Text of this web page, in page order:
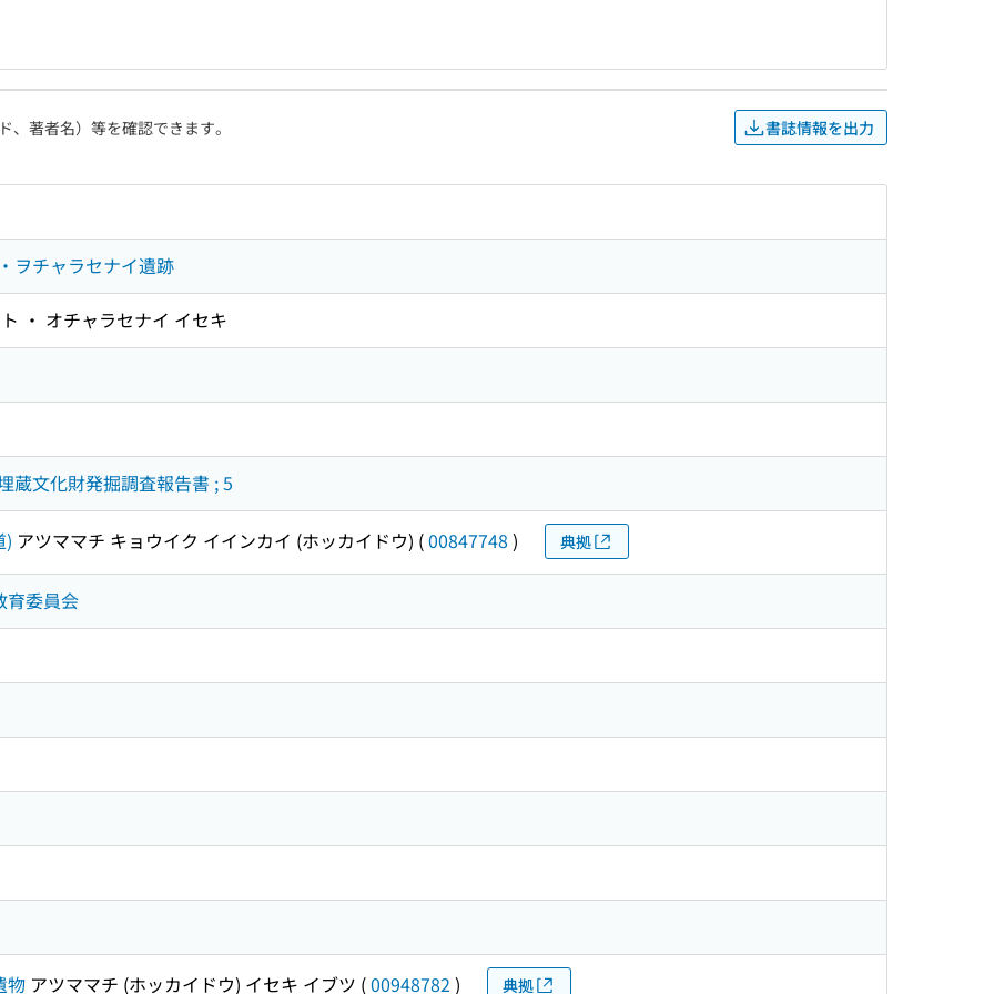
著者名）等を確認できます。 書誌情報を出力
ヲチャラセナイ遺跡
・ オチャラセナイ イセキ
蔵文化財発掘調査報告書 ; 5
) アツママチ キョウイク イインカイ (ホッカイドウ) (00847748 ) 典拠
育委員会
物 アツママチ (ホッカイドウ) イセキ イブツ (00948782 ) 典拠